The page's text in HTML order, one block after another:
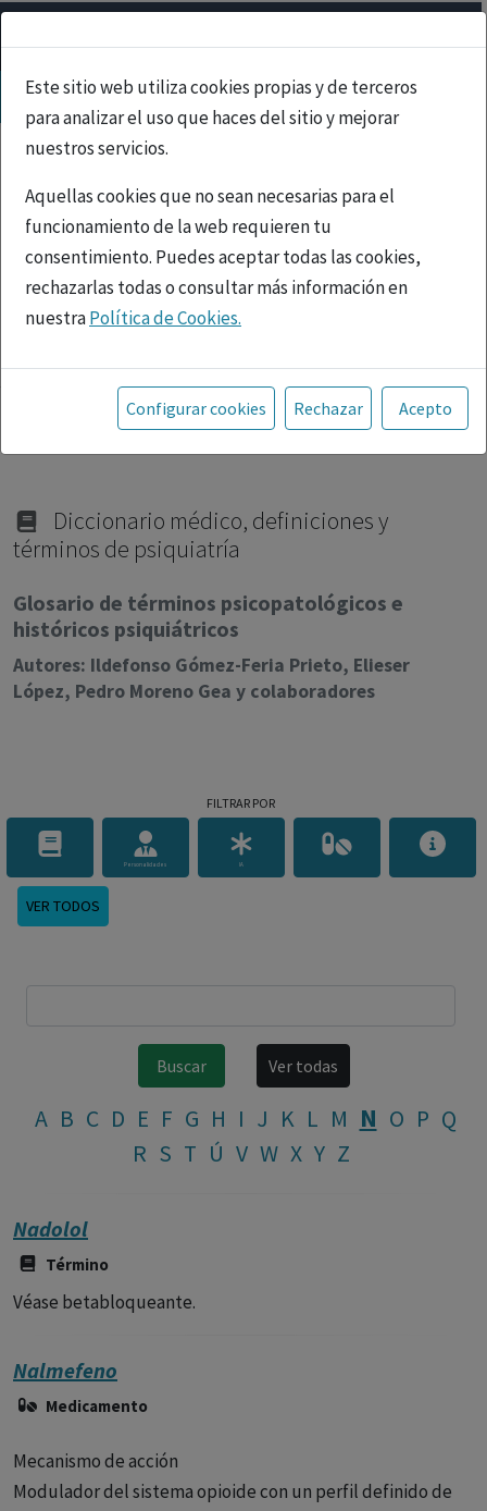
Este sitio web utiliza cookies propias y de terceros
para analizar el uso que haces del sitio y mejorar
nuestros servicios.
Aquellas cookies que no sean necesarias para el
funcionamiento de la web requieren tu
consentimiento. Puedes aceptar todas las cookies,
rechazarlas todas o consultar más información en
nuestraPolítica de Cookies.
Toda la información incluida en la Página Web está
referida a productos del mercado español y, por
tanto, dirigida a profesionales sanitarios legalmente
facultados para prescribir o dispensar medicamentos
fármacos se facilita a título meramente informativo,
siendo responsabilidad de los profesionales
caso concreto, el tratamiento más adecuado a las
necesidades del paciente.
Configurar cookies Rechazar Acepto
Diccionario médico, definiciones y
términos de psiquiatría
Glosario de términos psicopatológicos e
históricos psiquiátricos
Autores: Ildefonso Gómez-Feria Prieto, Elieser
López, Pedro Moreno Gea y colaboradores
FILTRAR POR
Personalidades IA
VER TODOS
A B C D E F G H I J K L M N O P Q
R S T Ú V W X Y Z
Nadolol
Término
Véase betabloqueante.
Nalmefeno
Medicamento
Mecanismo de acción
Modulador del sistema opioide con un perfil definido de